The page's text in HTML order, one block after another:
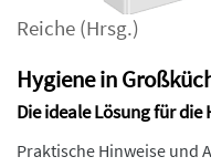
Reiche (Hrsg.)
Hygiene in
Die ideale Lösung für
Praktische Hinweise und